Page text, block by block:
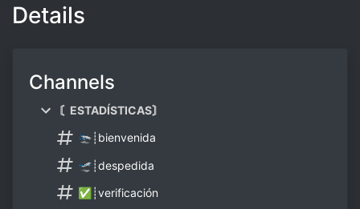
Details
Channels
〘ESTADÍSTICAS〙
🛬┊bienvenida
🛫┊despedida
✅┊verificación